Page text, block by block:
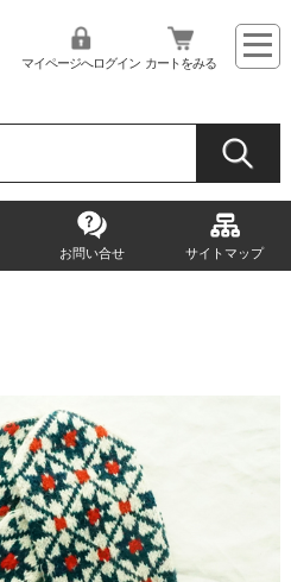
マイページへログイン カートをみる
お問い合せ サイトマップ